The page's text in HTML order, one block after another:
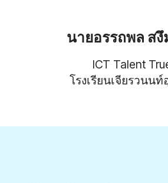
นายอรรถพล สงึ
ICT Talent
โรงเรียนเจียรวนน